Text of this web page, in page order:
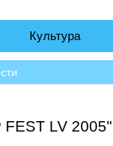
Культура
LV